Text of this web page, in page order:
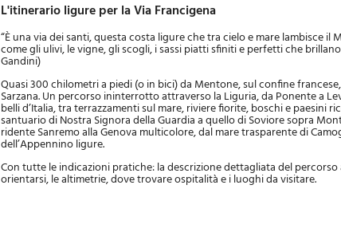
L'itinerario ligure per la Via Francigena
“È una via dei santi, questa costa ligure che tra cielo e mare lambisce
come gli ulivi, le vigne, gli scogli, i sassi piatti sfiniti e perfetti che
Gandini)
Quasi 300 chilometri a piedi (o in bici) da Mentone, sul confine
Sarzana. Un percorso ininterrotto attraverso la Liguria, da Ponente a
belli d’Italia, tra terrazzamenti sul mare, riviere fiorite, boschi e paesini
santuario di Nostra Signora della Guardia a quello di Soviore sopra
ridente Sanremo alla Genova multicolore, dal mare trasparente di
dell’Appennino ligure.
Con tutte le indicazioni pratiche: la descrizione dettagliata del
orientarsi, le altimetrie, dove trovare ospitalità e i luoghi da visitare.